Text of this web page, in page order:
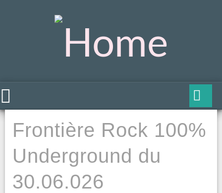
Frontière Rock 100%
Underground du
30.06.026